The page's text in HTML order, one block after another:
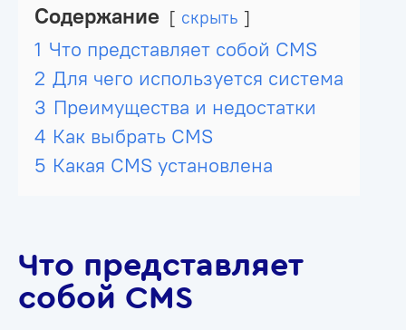
Содержание скрыть
1 Что представляет собой CMS
2 Для чего используется система
3 Преимущества и недостатки
4 Как выбрать CMS
5 Какая CMS установлена
Что представляет
собой CMS